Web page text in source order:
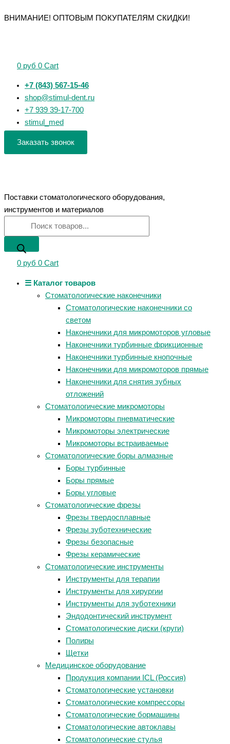
к
ВНИМАНИЕ! ОПТОВЫМ ПОКУПАТЕЛЯМ СКИДКИ!
0 руб 0 Cart
+7 (843) 567-15-46
shop@stimul-dent.ru
+7 939 39-17-700
stimul_med
Заказать звонок
Поставки стоматологического оборудования,
инструментов и материалов
товаров
0 руб 0 Cart
☰ Каталог товаров
Стоматологические наконечники
Стоматологические наконечники со
светом
Наконечники для микромоторов угловые
Наконечники турбинные фрикционные
Наконечники турбинные кнопочные
Наконечники для микромоторов прямые
Наконечники для снятия зубных
отложений
Стоматологические микромоторы
Микромоторы пневматические
Микромоторы электрические
Микромоторы встраиваемые
Стоматологические боры алмазные
Боры турбинные
Боры прямые
Боры угловые
Стоматологические фрезы
Фрезы твердосплавные
Фрезы зуботехнические
Фрезы безопасные
Фрезы керамические
Стоматологические инструменты
Инструменты для терапии
Инструменты для хирургии
Инструменты для зуботехники
Эндодонтический инструмент
Стоматологические диски (круги)
Полиры
Щетки
Медицинское оборудование
Продукция компании ICL (Россия)
Стоматологические установки
Стоматологические компрессоры
Стоматологические бормашины
Стоматологические автоклавы
Стоматологические стулья
товаров
товара